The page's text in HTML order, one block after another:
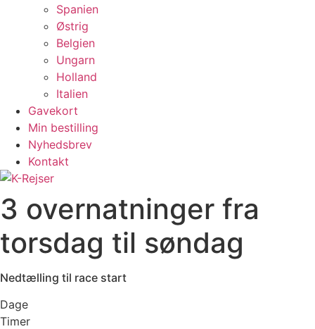
Spanien
Østrig
Belgien
Ungarn
Holland
Italien
Gavekort
Min bestilling
Nyhedsbrev
Kontakt
3 overnatninger fra
torsdag til søndag
Nedtælling til race start
Dage
Timer